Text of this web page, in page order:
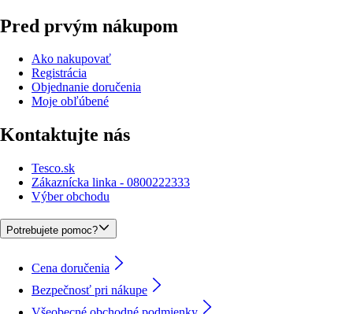
Pred prvým nákupom
Ako nakupovať
Registrácia
Objednanie doručenia
Moje obľúbené
Kontaktujte nás
Tesco.sk
Zákaznícka linka - 0800222333
Výber obchodu
Potrebujete pomoc?
Cena doručenia
Bezpečnosť pri nákupe